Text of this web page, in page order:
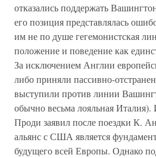
отказались поддержать
его позиция представлялась
им не по душе гегемонистская
положение и поведение как
За исключением Англии
либо приняли пассивно-
выступили против линии
обычно весьма лояльная Италия).
Проди заявил после поездки К.
альянс с США является
будущего всей Европы. Однако